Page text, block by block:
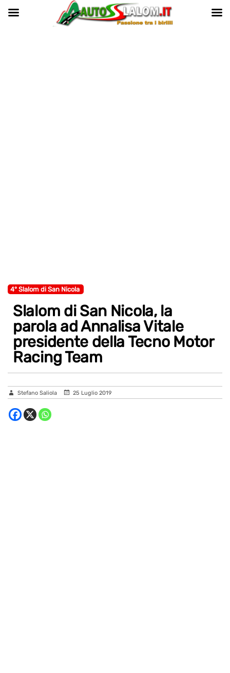
4° Slalom di San Nicola
Slalom di San Nicola, la
parola ad Annalisa Vitale
presidente della Tecno Motor
Racing Team
Stefano Saliola 25 Luglio 2019